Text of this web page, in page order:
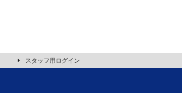
スタッフ用ログイン